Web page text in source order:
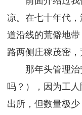
凉。在七十年代
道沿线的荒僻地
路两侧庄稼茂密，
那年头管理
吗？），因为工
出所，但数量极